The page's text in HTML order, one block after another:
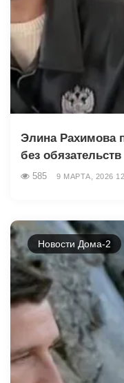
Элина Рахимова
без обязательств
585 9 МАРТА, 2026
Новости Дома-2